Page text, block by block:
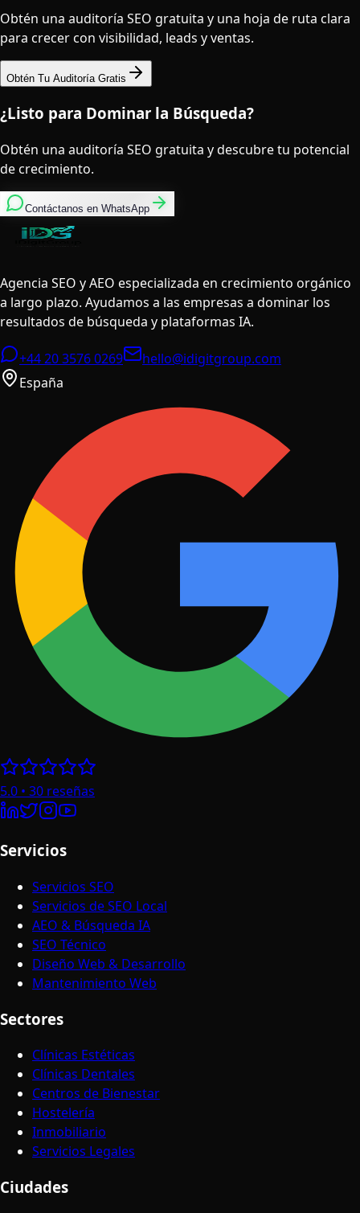
Obtén una auditoría SEO gratuita y una hoja de ruta clara
para crecer con visibilidad, leads y ventas.
Obtén Tu Auditoría Gratis
¿Listo para Dominar la Búsqueda?
Obtén una auditoría SEO gratuita y descubre tu potencial
de crecimiento.
Contáctanos en WhatsApp
Agencia SEO y AEO especializada en crecimiento orgánico
a largo plazo. Ayudamos a las empresas a dominar los
resultados de búsqueda y plataformas IA.
+44 20 3576 0269
hello@idigitgroup.com
España
5.0 • 30 reseñas
Servicios
Servicios SEO
Servicios de SEO Local
AEO & Búsqueda IA
SEO Técnico
Diseño Web & Desarrollo
Mantenimiento Web
Sectores
Clínicas Estéticas
Clínicas Dentales
Centros de Bienestar
Hostelería
Inmobiliario
Servicios Legales
Ciudades